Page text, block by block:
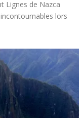
Lignes de Nazca
lors